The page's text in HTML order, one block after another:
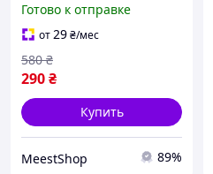
Bluetooth микрофон для
караоке с динамиком и
подсветкой Голубой qwr
Готово к отправке
от29₴/мес
290₴
580 ₴
Купить
MeestShop 89%